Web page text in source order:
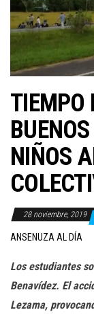
TIEMPO
NIÑOS
28 noviembre, 2019
ANSENUZA AL DÍA
Los estudiantes
Benavídez. El
Lezama,